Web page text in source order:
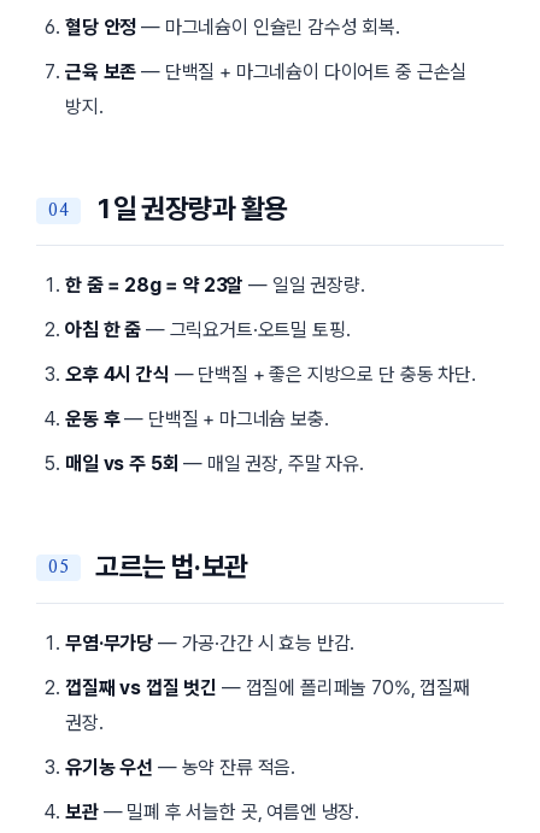
혈당 안정 — 마그네슘이 인슐린 감수성 회복.
근육 보존 — 단백질 + 마그네슘이 다이어트 중 근손실
방지.
1일 권장량과 활용
한 줌 = 28g = 약 23알 — 일일 권장량.
아침 한 줌 — 그릭요거트·오트밀 토핑.
오후 4시 간식 — 단백질 + 좋은 지방으로 단 충동 차단.
운동 후— 단백질 + 마그네슘 보충.
매일 vs 주 5회 — 매일 권장, 주말 자유.
고르는 법·보관
무염·무가당 — 가공·간간 시 효능 반감.
껍질째 vs 껍질 벗긴 — 껍질에 폴리페놀 70%, 껍질째
권장.
유기농 우선 — 농약 잔류 적음.
보관— 밀폐 후 서늘한 곳, 여름엔 냉장.